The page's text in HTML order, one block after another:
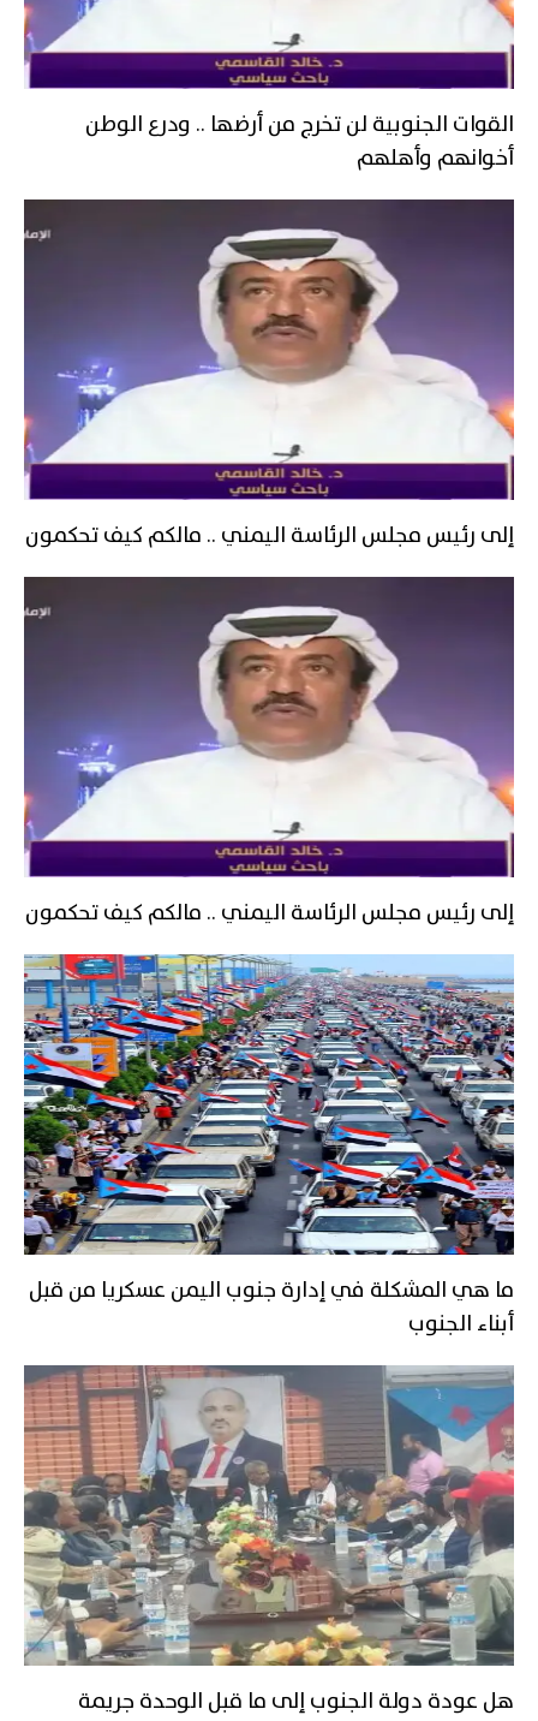
القوات الجنوبية لن تخرج من أرضها .. ودرع الوطن
أخوانهم وأهلهم
إلى رئيس مجلس الرئاسة اليمني .. مالكم كيف تحكمون
إلى رئيس مجلس الرئاسة اليمني .. مالكم كيف تحكمون
ما هي المشكلة في إدارة جنوب اليمن عسكريا من قبل
أبناء الجنوب
هل عودة دولة الجنوب إلى ما قبل الوحدة جريمة